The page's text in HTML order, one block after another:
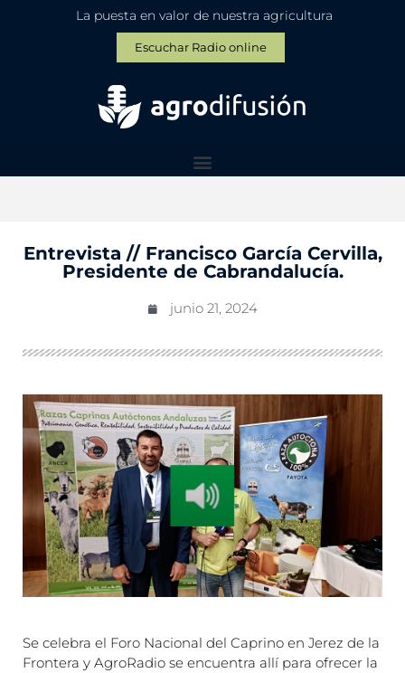
La puesta en valor de nuestra agricultura
Escuchar Radio online
Entrevista // Francisco García Cervilla,
Presidente de Cabrandalucía.
junio 21, 2024
Se celebra el Foro Nacional del Caprino en Jerez de la
Frontera y AgroRadio se encuentra allí para ofrecer la